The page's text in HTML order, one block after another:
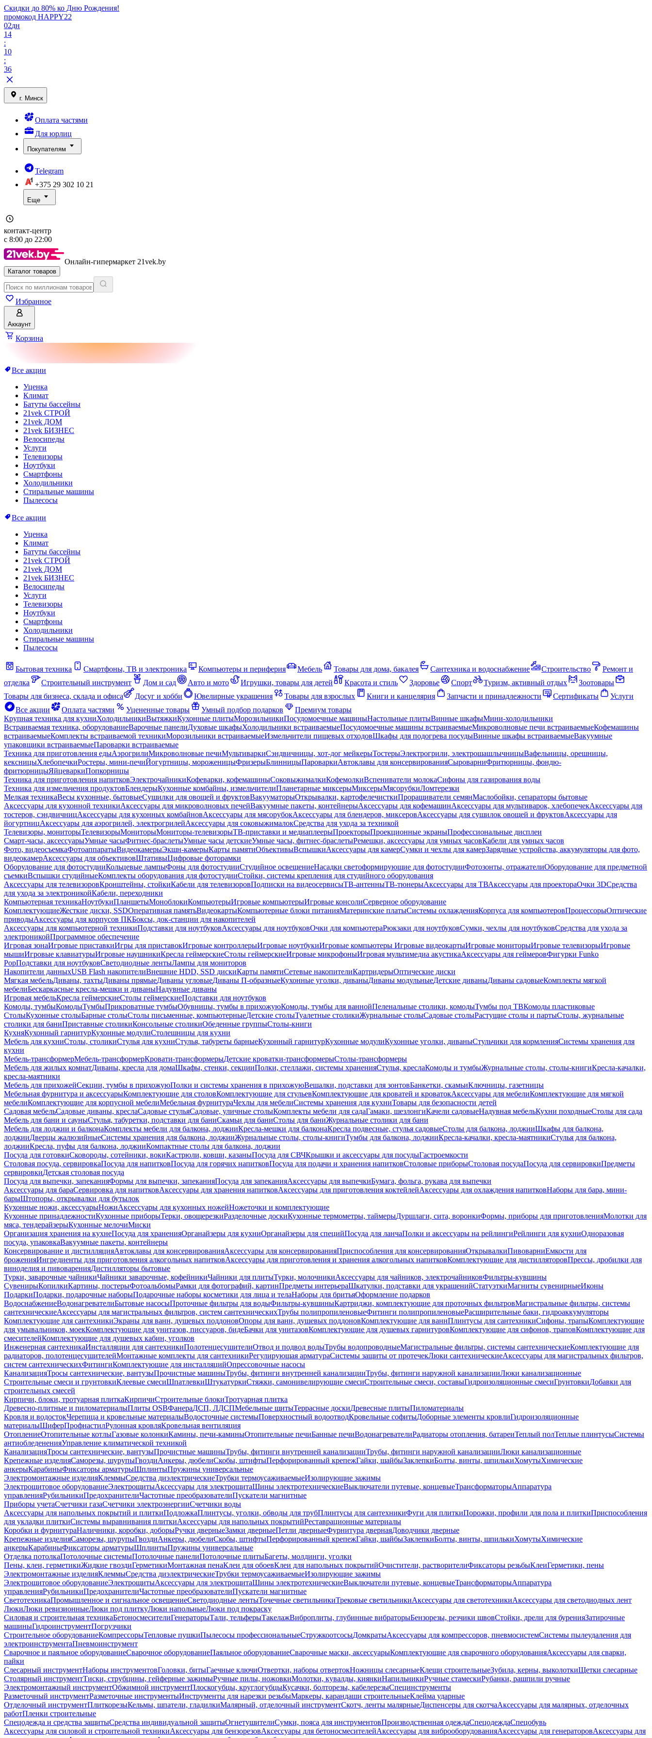
Скидки до 80% ко Дню Рождения!
промокод HAPPY22
02дн
14
:
10
:
36
г. Минск
Оплата частями
Для юрлиц
Покупателям
Telegram
+375 29 302 10 21
Еще
контакт-центр
с 8:00 до 22:00
Онлайн-гипермаркет 21vek.by
Каталог товаров
Избранное
Аккаунт
Корзина
Все акции
Уценка
Климат
Батуты бассейны
21vek СТРОЙ
21vek ДОМ
21vek БИЗНЕС
Велосипеды
Услуги
Телевизоры
Ноутбуки
Смартфоны
Холодильники
Стиральные машины
Пылесосы
Все акции
Уценка
Климат
Батуты бассейны
21vek СТРОЙ
21vek ДОМ
21vek БИЗНЕС
Велосипеды
Услуги
Телевизоры
Ноутбуки
Смартфоны
Холодильники
Стиральные машины
Пылесосы
Бытовая техника Смартфоны, ТВ и электроника Компьютеры и периферия Мебель Товары для дома, бакалея Сантехника и водоснабжение Строительство
Ремонт и
отделка
Строительный инструмент Дом и сад Авто и мото Игрушки, товары для детей Красота и стиль Здоровье Спорт Туризм, активный отдых
Зоотовары
Товары для бизнеса, склада и офиса
Досуг и хобби Ювелирные украшения Товары для взрослых Книги и канцелярия Запчасти и принадлежности Сертификаты
Услуги
Все акции
Оплата частями Уцененные товары Умный подбор подарков
Премиум товары
Крупная техника для кухниХолодильникиВытяжкиКухонные плитыМорозильникиПосудомоечные машиныНастольные плитыВинные шкафыМини-холодильники
Встраиваемая техника, оборудованиеВарочные панелиДуховые шкафыХолодильники встраиваемыеПосудомоечные машины встраиваемыеМикроволновые печи встраиваемыеКофемашины
встраиваемыеКомплекты встраиваемой техникиМорозильники встраиваемыеИзмельчители пищевых отходовШкафы для подогрева посудыВинные шкафы встраиваемыеВакуумные
упаковщики встраиваемыеПароварки встраиваемые
Техника для приготовления едыАэрогрилиМикроволновые печиМультиваркиСэндвичницы, хот-дог мейкерыТостерыЭлектрогрили, электрошашлычницыВафельницы, орешницы,
кексницыХлебопечкиРостеры, мини-печиЙогуртницы, мороженицыФризерыБлинницыПароваркиАвтоклавы для консервированияСыроварниФритюрницы, фондю-
фритюрницыЯйцеваркиПопкорницы
Техника для приготовления напитковЭлектрочайникиКофеварки, кофемашиныСоковыжималкиКофемолкиВспениватели молокаСифоны для газирования воды
Техника для измельчения продуктовБлендерыКухонные комбайны, измельчителиПланетарные миксерыМиксерыМясорубкиЛомтерезки
Мелкая техникаВесы кухонные, бытовыеСушилки для овощей и фруктовВакууматорыОткрывалки, картофелечисткиПроращиватели семянМаслобойки, сепараторы бытовые
Аксессуары для кухонной техникиАксессуары для микроволновых печейВакуумные пакеты, контейнерыАксессуары для кофемашинАксессуары для мультиварок, хлебопечекАксессуары для
тостеров, сэндвичницАксессуары для кухонных комбайновАксессуары для мясорубокАксессуары для блендеров, миксеровАксессуары для сушилок овощей и фруктовАксессуары для
йогуртницАксессуары для аэрогрилей, электрогрилейАксессуары для соковыжималокСредства для ухода за техникой
Телевизоры, мониторыТелевизорыМониторыМониторы-телевизорыТВ-приставки и медиаплеерыПроекторыПроекционные экраныПрофессиональные дисплеи
Смарт-часы, аксессуарыУмные часыФитнес-браслетыУмные часы детскиеУмные часы, фитнес-браслетыРемешки, аксессуары для умных часовКабели для умных часов
Фото, видеосъемкаФотоаппаратыВидеокамерыЭкшн-камерыКарты памятиОбъективыВспышкиАксессуары для камерСумки и чехлы для камерЗарядные устройства, аккумуляторы для фото,
видеокамерАксессуары для объективовШтативыЦифровые фоторамки
Оборудование для фотостудииКольцевые лампыФоны для фотостудииСтудийное освещениеНасадки светоформирующие для фотостудииФотозонты, отражателиОборудование для предметной
съемкиВспышки студийныеКомплекты оборудования для фотостудииСтойки, системы крепления для студийного оборудования
Аксессуары для телевизоровКронштейны, стойкиКабели для телевизоровПодписки на видеосервисыТВ-антенныТВ-тюнерыАксессуары для ТВАксессуары для проектораОчки 3DСредства
для ухода за электроникойКабели, переходники
Компьютерная техникаНоутбукиПланшетыМоноблокиКомпьютерыИгровые компьютерыИгровые консолиСерверное оборудование
КомплектующиеЖесткие диски, SSDОперативная памятьВидеокартыКомпьютерные блоки питанияМатеринские платыСистемы охлажденияКорпуса для компьютеровПроцессорыОптические
приводыАксессуары для корпусов ПКБоксы, док-станции для накопителей
Аксессуары для компьютерной техникиПодставки для ноутбуковАксессуары для ноутбуковОчки для компьютераРюкзаки для ноутбуковСумки, чехлы для ноутбуковСредства для ухода за
электроникойПрограммное обеспечение
Игровая зонаИгровые приставкиИгры для приставокИгровые контроллерыИгровые ноутбукиИгровые компьютеры Игровые видеокартыИгровые мониторыИгровые телевизорыИгровые
мышиИгровые клавиатурыИгровые наушникиКресла геймерскиеСтолы геймерскиеИгровые микрофоныИгровая мультимедиа акустикаАксессуары для геймеровФигурки Funko
PopПодставки для ноутбуковСветодиодные лентыЛампы для мониторов
Накопители данныхUSB Flash накопителиВнешние HDD, SSD дискиКарты памятиСетевые накопителиКартридерыОптические диски
Мягкая мебельДиваны, тахтыДиваны прямыеДиваны угловыеДиваны П-образныеКухонные уголки, диваныДиваны модульныеДетские диваныДиваны садовыеКомплекты мягкой
мебелиБескаркасные кресла-мешки и диваныНадувные диваны
Игровая мебельКресла геймерскиеСтолы геймерскиеПодставки для ноутбуков
Комоды, тумбыКомодыТумбыПрикроватные тумбыОбувницы, тумбы в прихожуюКомоды, тумбы для ваннойПеленальные столики, комодыТумбы под ТВКомоды пластиковые
СтолыКухонные столыБарные столыСтолы письменные, компьютерныеДетские столыТуалетные столикиЖурнальные столыСадовые столыРастущие столы и партыСтолы, журнальные
столики для баниПриставные столикиКонсольные столикиОбеденные группыСтолы-книги
КухняКухонный гарнитурКухонные модулиСтолешницы для кухни
Мебель для кухниСтолы, столикиСтулья для кухниСтулья, табуреты барныеКухонный гарнитурКухонные модулиКухонные уголки, диваныСтульчики для кормленияСистемы хранения для
кухни
Мебель-трансформерМебель-трансформерКровати-трансформерыДетские кроватки-трансформерыСтолы-трансформеры
Мебель для жилых комнатДиваны, кресла для домаШкафы, стенки, секцииПолки, стеллажи, системы храненияСтулья, креслаКомоды и тумбыЖурнальные столы, столы-книгиКресла-качалки,
кресла-маятники
Мебель для прихожейСекции, тумбы в прихожуюПолки и системы хранения в прихожуюВешалки, подставки для зонтовБанкетки, скамьиКлючницы, газетницы
Мебельная фурнитура и аксессуарыКомплектующие для столовКомплектующие для стульевКомплектующие для кроватей и кроватокАксессуары для мебелиКомплектующие для мягкой
мебелиКомплектующие для корпусной мебелиМебельная фурнитураЧехлы для мебелиСистемы хранения для кухниТовары для безопасности детей
Садовая мебельСадовые диваны, креслаСадовые стульяСадовые, уличные столыКомплекты мебели для садаГамаки, шезлонгиКачели садовыеНадувная мебельКухни походныеСтолы для сада
Мебель для бани и сауныСтулья, табуретки, подставки для баниСкамьи для баниСтолы для баниЖурнальные столики для бани
Мебель для лоджии и балконаКомплекты мебели для балкона, лоджииКресла-мешки для балконаКресла подвесные, стулья садовыеСтолы для балкона, лоджииШкафы для балкона,
лоджииДверцы жалюзийныеСистемы хранения для балкона, лоджииЖурнальные столы, столы-книгиТумбы для балкона, лоджииКресла-качалки, кресла-маятникиСтулья для балкона,
лоджииКресла, пуфы для балкона, лоджииКомпактные столы для балкона, лоджии
Посуда для готовкиСковороды, сотейники, вокиКастрюли, ковши, казаныПосуда для СВЧКрышки и аксессуары для посудыГастроемкости
Столовая посуда, сервировкаПосуда для напитковПосуда для горячих напитковПосуда для подачи и хранения напитковСтоловые приборыСтоловая посудаПосуда для сервировкиПредметы
сервировкиДетская столовая посуда
Посуда для выпечки, запеканияФормы для выпечки, запеканияПосуда для запеканияАксессуары для выпечкиБумага, фольга, рукава для выпечки
Аксессуары для бараСервировка для напитковАксессуары для хранения напитковАксессуары для приготовления коктейлейАксессуары для охлаждения напитковНаборы для бара, мини-
барыШтопоры, открывалки для бутылок
Кухонные ножи, аксессуарыНожиАксессуары для кухонных ножейНожеточки и комплектующие
Кухонные принадлежностиКухонные приборыТерки, овощерезкиРазделочные доскиКухонные термометры, таймерыДуршлаги, сита, воронкиФормы, приборы для приготовленияМолотки для
мяса, тендерайзерыКухонные мелочиМиски
Организация хранения на кухнеПосуда для храненияОрганайзеры для кухниОрганайзеры для специйПосуда для ланчаПолки и аксессуары на рейлингиРейлинги для кухниОдноразовая
посуда, упаковкаВакуумные пакеты, контейнеры
Консервирование и дистилляцияАвтоклавы для консервированияАксессуары для консервированияПриспособления для консервированияОткрывалкиПивоварниЕмкости для
броженияИнгредиенты для приготовления алкогольных напитковАксессуары для приготовления и хранения алкогольных напитковКомплектующие для дистилляторовПрессы, дробилки для
виноделия и пивоваренияДистилляторы бытовые
Турки, заварочные чайникиЧайники заварочные, кофейникиЧайники для плитыТурки, молочникиАксессуары для чайников, электрочайниковФильтры-кувшины
СувенирыКопилкиКартины, постерыФотоальбомыРамки для фотографий, картинПредметы интерьераШкатулки, подставки для украшенийСтатуэткиМагниты сувенирныеИконы
ПодаркиПодарки, подарочные наборыПодарочные наборы косметики для лица и телаНаборы для бритьяОформление подарков
ВодоснабжениеВодонагревателиБытовые насосыПроточные фильтры для водыФильтры-кувшиныКартриджи, комплектующие для проточных фильтровМагистральные фильтры, системы
сантехническиеАксессуары для магистральных фильтров, систем сантехническихТрубы полипропиленовыеФитинги полипропиленовыеРасширительные баки, гидроаккумуляторы
Комплектующие для сантехникиЭкраны для ванн, душевых поддоновОпоры для ванн, душевых поддоновКомплектующие для ваннПлинтусы для сантехникиСифоны, трапыКомплектующие
для умывальников, моекКомплектующие для унитазов, писсуаров, бидеБачки для унитазовКомплектующие для душевых гарнитуровКомплектующие для сифонов, траповКомплектующие для
смесителейКомплектующие для душевых кабин, уголков
Инженерная сантехникаИнсталляции для сантехникиПолотенцесушителиОтвод и подвод водыТрубы водопроводныеМагистральные фильтры, системы сантехническиеКомплектующие для
радиаторов, полотенцесушителейМонтажные комплекты для сантехникиРегулирующая арматураСистемы защиты от протечекЛюки сантехническиеАксессуары для магистральных фильтров,
систем сантехническихФитингиКомплектующие для инсталляцийОпрессовочные насосы
КанализацияТросы сантехнические, вантузыПрочистные машиныТрубы, фитинги внутренней канализацииТрубы, фитинги наружной канализацииЛюки канализационные
Строительные смеси и грунтовкиКлеевые смесиШпатлевкиШтукатуркиСтяжки, самонивелирующие смесиСтроительные смеси, составыГидроизоляционные смесиГрунтовкиДобавки для
строительных смесей
Кирпичи, блоки, тротуарная плиткаКирпичиСтроительные блокиТротуарная плитка
Древесно-плитные и пиломатериалыПлиты OSBФанераДСП, ЛДСПМебельные щитыТеррасные доскиДревесные плитыПиломатериалы
Кровля и водостокЧерепица и кровельные материалыВодосточные системыПоверхностный водоотводКровельные софитыДоборные элементы кровлиГидроизоляционные
материалыШиферПрофнастилРулонная кровляКровельная вентиляция
ОтоплениеОтопительные котлыГазовые колонкиКамины, печи-каминыОтопительные печиБанные печиВодонагревателиРадиаторы отопления, батареиТеплый полТеплые плинтусыСистемы
антиобледененияУправление климатической техникой
КанализацияТросы сантехнические, вантузыПрочистные машиныТрубы, фитинги внутренней канализацииТрубы, фитинги наружной канализацииЛюки канализационные
Крепежные изделияСаморезы, шурупыГвоздиАнкеры, дюбелиСкобы, штифтыПерфорированный крепежГайки, шайбыЗаклепкиБолты, винты, шпилькиХомутыХимические
анкерыКарабиныФиксаторы арматурыШплинтыПружины универсальные
Электромонтажные изделияКлеммыСредства диэлектрическиеТрубки термоусаживаемыеИзолирующие зажимы
Электрощитовое оборудованиеЭлектрощитыАксессуары для электрощитаШины электротехническиеВыключатели путевые, концевыеТрансформаторыАппаратура
управленияРубильникиПредохранителиЧастотные преобразователиПускатели магнитные
Приборы учетаСчетчики газаСчетчики электроэнергииСчетчики воды
Аксессуары для напольных покрытий и плиткиПодложкаПлинтусы, уголки, обводы для трубПлинтусы для сантехникиФуги для плиткиПорожки, профили для пола и плиткиПриспособления
для укладки плиткиСистемы выравнивания плиткиАксессуары для напольных покрытийРеставрационные материалы
Коробки и фурнитураНаличники, коробки, доборыРучки дверныеЗамки дверныеПетли дверныеФурнитура двернаяДоводчики дверные
Крепежные изделияСаморезы, шурупыГвоздиАнкеры, дюбелиСкобы, штифтыПерфорированный крепежГайки, шайбыЗаклепкиБолты, винты, шпилькиХомутыХимические
анкерыКарабиныФиксаторы арматурыШплинтыПружины универсальные
Отделка потолкаПотолочные системыПотолочные панелиПотолочные плитыБагеты, молдинги, уголки
Пены, клеи, герметикиЖидкие гвоздиГерметикиМонтажная пенаКлеи для обоевКлеи для напольных покрытийОчистители, растворителиФиксаторы резьбыКлеиГерметики, пены
Электромонтажные изделияКлеммыСредства диэлектрическиеТрубки термоусаживаемыеИзолирующие зажимы
Электрощитовое оборудованиеЭлектрощитыАксессуары для электрощитаШины электротехническиеВыключатели путевые, концевыеТрансформаторыАппаратура
управленияРубильникиПредохранителиЧастотные преобразователиПускатели магнитные
СветотехникаПромышленное и сигнальное освещениеСветодиодные лентыТочечные светильникиТрековые светильникиАксессуары для светотехникиАксессуары для светодиодных лент
ЛюкиЛюки ревизионныеЛюки под плиткуЛюки напольныеЛюки под покраску
Силовая и строительная техникаБетоносмесителиГенераторыТали, тельферыТакелажВиброплиты, глубинные вибраторыБензорезы, резчики швовСтойки, дрели для буренияЗатирочные
машиныГидроинструментПогрузчики
Строительное оборудованиеКомпрессорыТепловые пушкиПылесосы профессиональныеСтружкоотсосыДомкратыАксессуары для компрессоров, пневмосистемСистемы пылеудаления для
электроинструментаПневмоинструмент
Сварочное и паяльное оборудованиеСварочное оборудованиеПаяльное оборудованиеСварочные маски, аксессуарыКомплектующие для сварочного оборудованияАксессуары для сварки,
пайки
Слесарный инструментНаборы инструментовГоловки, битыГаечные ключиОтвертки, наборы отвертокНожницы слесарныеКлещи строительныеЗубила, керны, выколоткиЩетки слесарные
Столярный инструментТиски, струбцины, гейферные зажимыРучные пилы, ножовкиМолотки, кувалды, киянкиНапильникиРучные стамескиРубанки, рашпили ручные
Электромонтажный инструментОбжимной инструментПлоскогубцы, круглогубцыКусачки, болторезы, кабелерезыСпецинструменты
Разметочный инструментРазметочные инструментыИнструменты для нарезки резьбыМаркеры, карандаши строительныеКлейма ударные
Отделочный инструментПлиткорезыКельмы, шпатели, гладилкиМалярный, отделочный инструментСкотч, ленты малярныеДиспенсеры для скотчаАксессуары для малярных, отделочных
работПленки строительные
Спецодежда и средства защитыСредства индивидуальной защитыОгнетушителиСумки, пояса для инструментовПроизводственная одеждаСпецодеждаСпецобувь
Аксессуары для силовой и строительной техникиАксессуары для бензорезовАксессуары для бетоносмесителейАксессуары для виброоборудованияАксессуары для генераторовАксессуары для